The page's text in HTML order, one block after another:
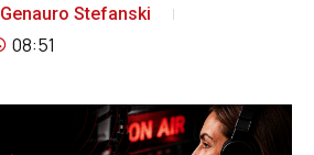
Genauro Stefanski
08:51